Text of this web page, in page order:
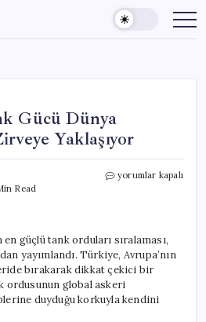
Gücü Dünya
Yaklaşıyor
Read
Türkiye’nin
Zirveye
Yaklaşıyor
için
yorumlar kapalı
en güçlü tank orduları sıralaması,
yayımlandı. Türkiye, Avrupa’nın
bırakarak dikkat çekici bir
ordusunun global askeri
duyduğu korkuyla kendini